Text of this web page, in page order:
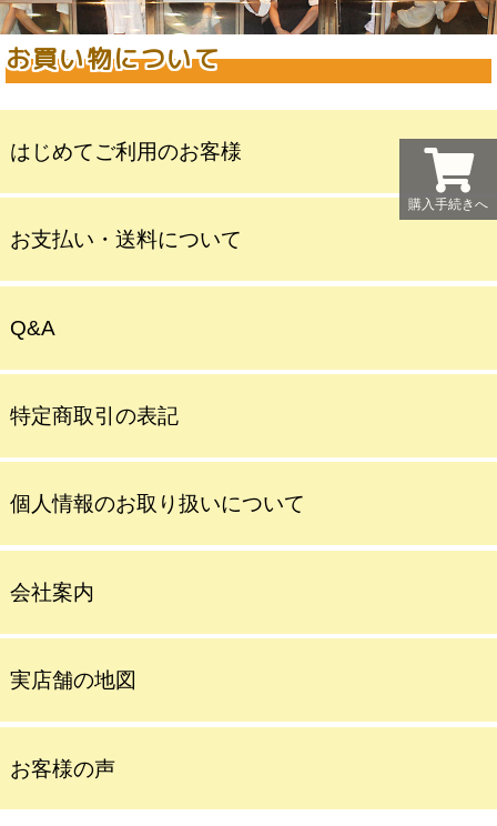
お買い物について
はじめてご利用のお客様
お支払い・送料について
Q&A
特定商取引の表記
個人情報のお取り扱いについて
会社案内
実店舗の地図
お客様の声
購入手続きへ